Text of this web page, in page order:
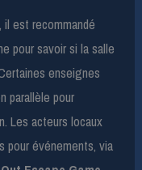
il est recommandé
pour savoir si la salle
enseignes
parallèle pour
Les acteurs locaux
pour événements, via